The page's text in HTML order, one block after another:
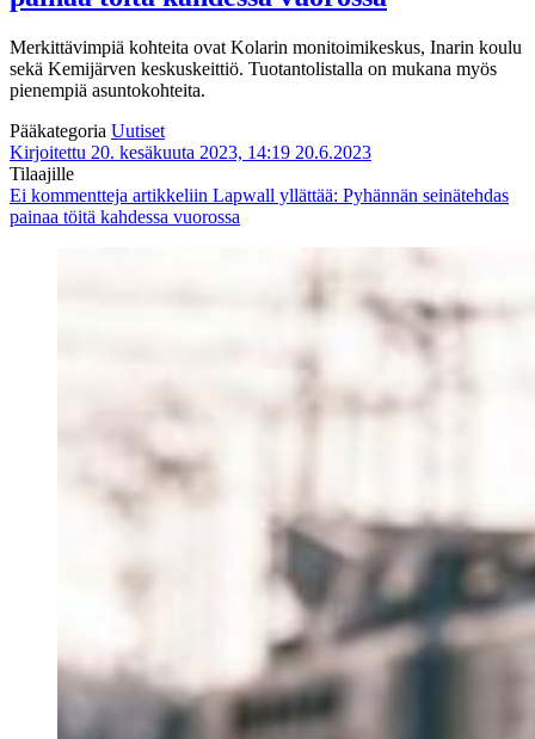
Merkittävimpiä kohteita ovat Kolarin monitoimikeskus, Inarin koulu
sekä Kemijärven keskuskeittiö. Tuotantolistalla on mukana myös
pienempiä asuntokohteita.
Pääkategoria Uutiset
Kirjoitettu 20. kesäkuuta 2023, 14:19 20.6.2023
Tilaajille
Ei kommentteja artikkeliin Lapwall yllättää: Pyhännän seinätehdas
painaa töitä kahdessa vuorossa